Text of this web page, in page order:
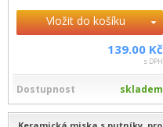
Vložit do košíku
139.00 Kč
s DPH
Dostupnost skladem